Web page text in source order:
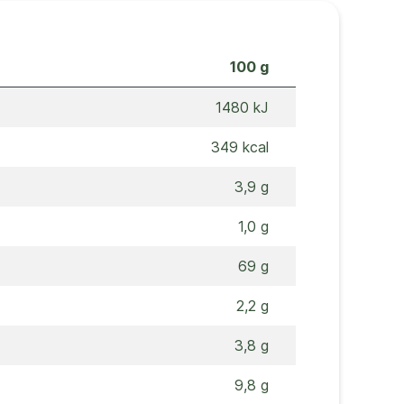
100 g
1480 kJ
349 kcal
3,9 g
1,0 g
69 g
2,2 g
3,8 g
9,8 g